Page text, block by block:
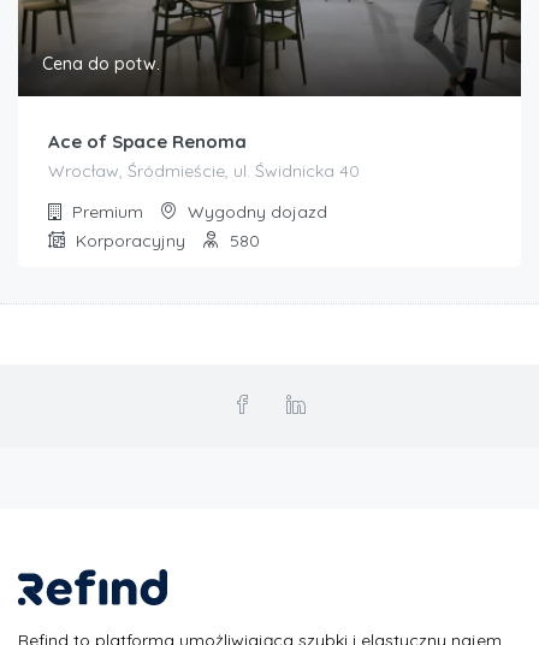
Cena do potw.
Ace of Space Renoma
Wrocław, Śródmieście, ul. Świdnicka 40
Premium
Wygodny dojazd
Korporacyjny
580
Refind to platforma umożliwiająca szybki i elastyczny najem